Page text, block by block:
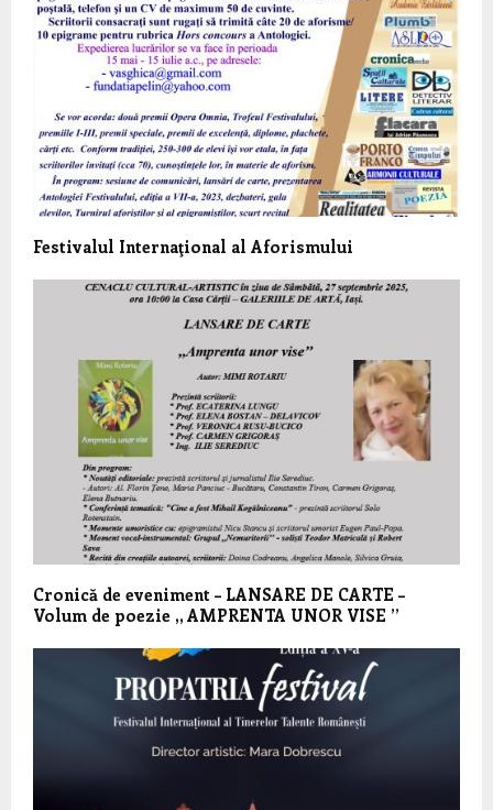
Festivalul Internaţional al Aforismului
Cronică de eveniment – LANSARE DE CARTE –
Volum de poezie ,, AMPRENTA UNOR VISE ’’